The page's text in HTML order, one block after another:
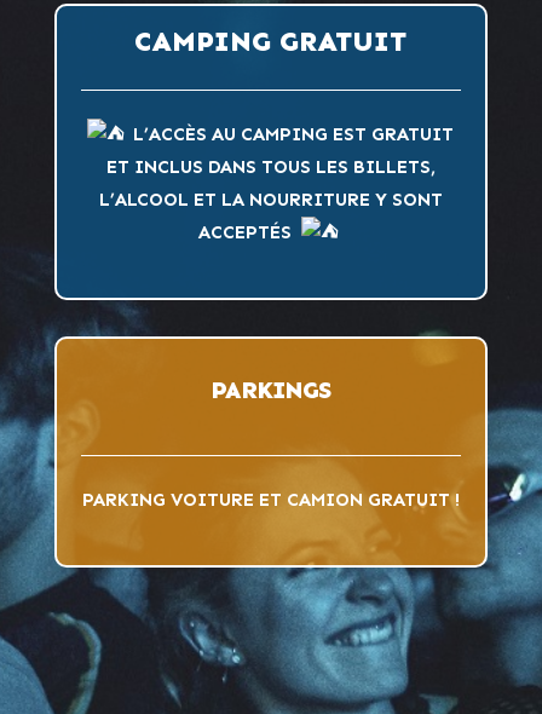
CAMPING GRATUIT
L’ACCÈS AU CAMPING EST GRATUIT
ET INCLUS DANS TOUS LES BILLETS,
L’ALCOOL ET LA NOURRITURE Y SONT
ACCEPTÉS
PARKINGS
PARKING VOITURE ET CAMION GRATUIT !